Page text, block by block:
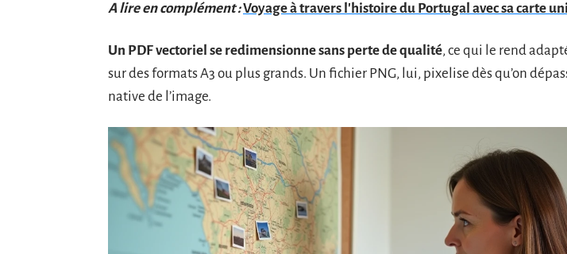
A lire en complément :Voyage à travers l'histoire du Portugal avec sa carte
Un PDF vectoriel se redimensionne sans perte de qualité, ce qui le rend
sur des formats A3 ou plus grands. Un fichier PNG, lui, pixelise dès qu’on
native de l’image.